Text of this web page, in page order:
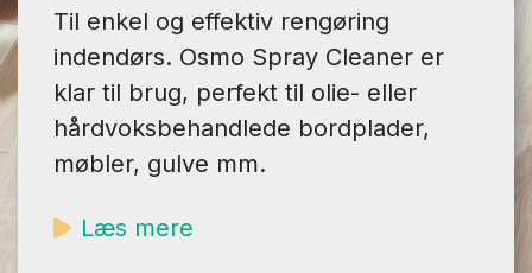
Til enkel og effektiv rengøring
indendørs. Osmo Spray Cleaner er
klar til brug, perfekt til olie- eller
hårdvoksbehandlede bordplader,
møbler, gulve mm.
Læs mere